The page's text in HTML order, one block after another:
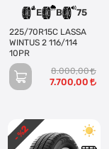
E B 75
225/70R15C LASSA
WINTUS 2 116/114
10PR
8.000,00
7.700,00
- %
2